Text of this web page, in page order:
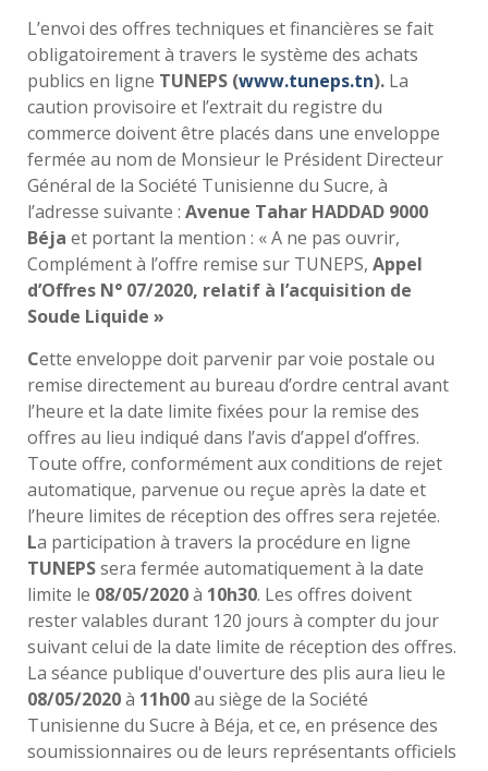
L’envoi des offres techniques et financières se fait
obligatoirement à travers le système des achats
publics en ligne TUNEPS (www.tuneps.tn). La
caution provisoire et l’extrait du registre du
commerce doivent être placés dans une enveloppe
fermée au nom de Monsieur le Président Directeur
Général de la Société Tunisienne du Sucre, à
l’adresse suivante : Avenue Tahar HADDAD 9000
Béja et portant la mention : « A ne pas ouvrir,
Complément à l’offre remise sur TUNEPS, Appel
d’Offres N° 07/2020, relatif à l’acquisition de
Soude Liquide »
Cette enveloppe doit parvenir par voie postale ou
remise directement au bureau d’ordre central avant
l’heure et la date limite fixées pour la remise des
offres au lieu indiqué dans l’avis d’appel d’offres.
Toute offre, conformément aux conditions de rejet
automatique, parvenue ou reçue après la date et
l’heure limites de réception des offres sera rejetée.
La participation à travers la procédure en ligne
TUNEPSsera fermée automatiquement à la date
limite le 08/05/2020à 10h30. Les offres doivent
rester valables durant 120 jours à compter du jour
suivant celui de la date limite de réception des offres.
La séance publique d'ouverture des plis aura lieu le
08/05/2020à 11h00au siège de la Société
Tunisienne du Sucre à Béja, et ce, en présence des
soumissionnaires ou de leurs représentants officiels